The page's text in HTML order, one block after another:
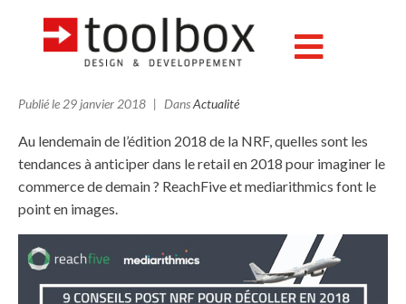
9 tendances du retail à
suivre en 2018
Publié le 29 janvier 2018 DansActualité
Au lendemain de l’édition 2018 de la NRF, quelles sont les
tendances à anticiper dans le retail en 2018 pour imaginer le
commerce de demain ? ReachFive et mediarithmics font le
point en images.